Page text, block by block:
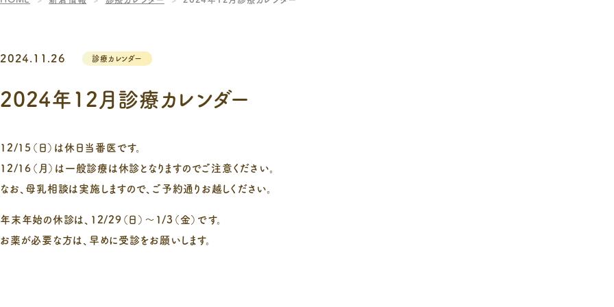
2024.11.26 診療カレンダー
2024年12月診療カレンダー
12/15（日）は休日当番医です。
12/16（月）は一般診療は休診となりますのでご注意ください。
なお、母乳相談は実施しますので、ご予約通りお越しください。
年末年始の休診は、12/29（日）～1/3（金）です。
お薬が必要な方は、早めに受診をお願いします。